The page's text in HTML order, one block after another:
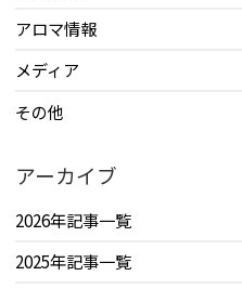
アロマ情報
メディア
その他
アーカイブ
2026年記事一覧
2025年記事一覧